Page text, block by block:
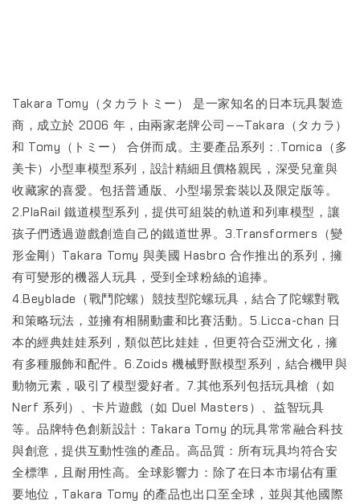
Takara Tomy（タカラトミー） 是一家知名的日本玩具製造
商，成立於 2006 年，由兩家老牌公司——Takara（タカラ）
和 Tomy（トミー） 合併而成。主要產品系列：.Tomica（多
美卡）小型車模型系列，設計精細且價格親民，深受兒童與
收藏家的喜愛。包括普通版、小型場景套裝以及限定版等。
2.PlaRail 鐵道模型系列，提供可組裝的軌道和列車模型，讓
孩子們透過遊戲創造自己的鐵道世界。3.Transformers（變
形金剛）Takara Tomy 與美國 Hasbro 合作推出的系列，擁
有可變形的機器人玩具，受到全球粉絲的追捧。
4.Beyblade（戰鬥陀螺）競技型陀螺玩具，結合了陀螺對戰
和策略玩法，並擁有相關動畫和比賽活動。5.Licca-chan 日
本的經典娃娃系列，類似芭比娃娃，但更符合亞洲文化，擁
有多種服飾和配件。6.Zoids 機械野獸模型系列，結合機甲與
動物元素，吸引了模型愛好者。7.其他系列包括玩具槍（如
Nerf 系列）、卡片遊戲（如 Duel Masters）、益智玩具
等。品牌特色創新設計：Takara Tomy 的玩具常常融合科技
與創意，提供互動性強的產品。高品質：所有玩具均符合安
全標準，且耐用性高。全球影響力：除了在日本市場佔有重
要地位，Takara Tomy 的產品也出口至全球，並與其他國際